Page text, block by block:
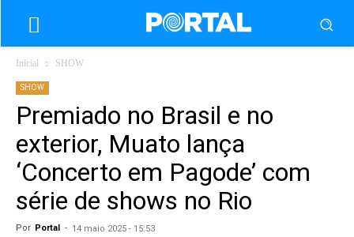
Inicial SHOW
SHOW
Premiado no Brasil e no
exterior, Muato lança
‘Concerto em Pagode’ com
série de shows no Rio
Por Portal - 14 maio 2025 - 15:53